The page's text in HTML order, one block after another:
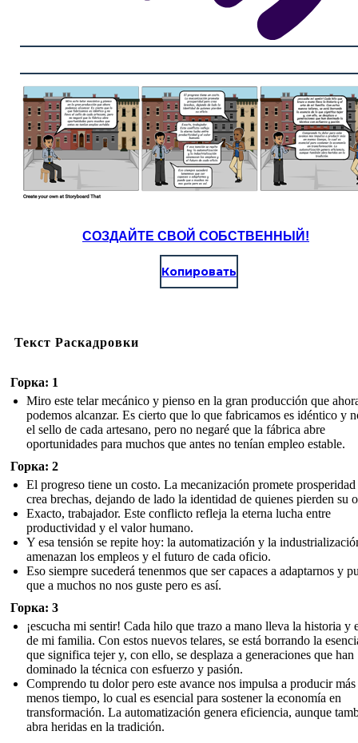
СОЗДАЙТЕ СВОЙ СОБСТВЕННЫЙ!
Копировать
Текст Раскадровки
Горка: 1
Miro este telar mecánico y pienso en la gran producción que
podemos alcanzar. Es cierto que lo que fabricamos es idéntico y
el sello de cada artesano, pero no negaré que la fábrica abre
oportunidades para muchos que antes no tenían empleo estable.
Горка: 2
El progreso tiene un costo. La mecanización promete
crea brechas, dejando de lado la identidad de quienes pierden su
Exacto, trabajador. Este conflicto refleja la eterna lucha entre
productividad y el valor humano.
Y esa tensión se repite hoy: la automatización y la
amenazan los empleos y el futuro de cada oficio.
Eso siempre sucederá tenenmos que ser capaces a adaptarnos y
que a muchos no nos guste pero es así.
Горка: 3
¡escucha mi sentir! Cada hilo que trazo a mano lleva la historia y
de mi familia. Con estos nuevos telares, se está borrando la
que significa tejer y, con ello, se desplaza a generaciones que han
dominado la técnica con esfuerzo y pasión.
Comprendo tu dolor pero este avance nos impulsa a producir más
menos tiempo, lo cual es esencial para sostener la economía en
transformación. La automatización genera eficiencia, aunque
abra heridas en la tradición.